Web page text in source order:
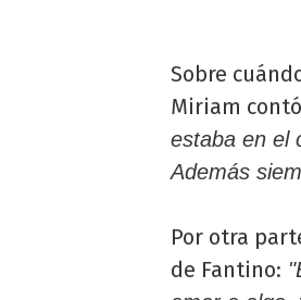
Sobre
Miriam
estaba en el
Además
Por otra
de Fantino: